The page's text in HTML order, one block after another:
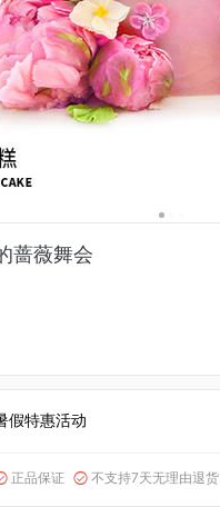
蔷薇舞会
假特惠活动
正品保证  不支持7天无理由退货